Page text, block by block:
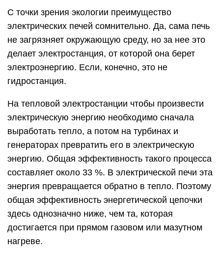
С точки зрения экологии преимущество
электрических печей сомнительно. Да, сама печь
не загрязняет окружающую среду, но за нее это
делает электростанция, от которой она берет
электроэнергию. Если, конечно, это не
гидростанция.
На тепловой электростанции чтобы произвести
электрическую энергию необходимо сначала
выработать тепло, а потом на турбинах и
генераторах превратить его в электрическую
энергию. Общая эффективность такого процесса
составляет около 33 %. В электрической печи эта
энергия превращается обратно в тепло. Поэтому
общая эффективность энергетической цепочки
здесь однозначно ниже, чем та, которая
достигается при прямом газовом или мазутном
нагреве.